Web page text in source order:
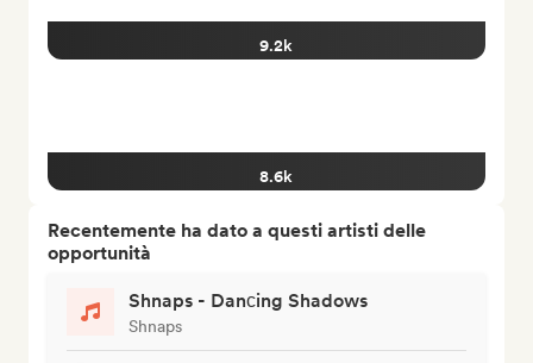
9.2k
8.6k
Recentemente ha dato a questi artisti delle
opportunità
Shnaps - Danсing Shadows
Shnaps